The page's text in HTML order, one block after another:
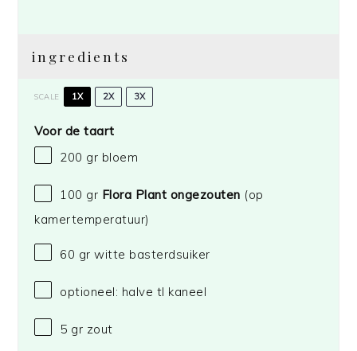
ingredients
SCALE 1X 2X 3X
Voor de taart
200 gr bloem
100 gr Flora Plant ongezouten (op
kamertemperatuur)
60 gr witte basterdsuiker
optioneel: halve tl kaneel
5 gr zout